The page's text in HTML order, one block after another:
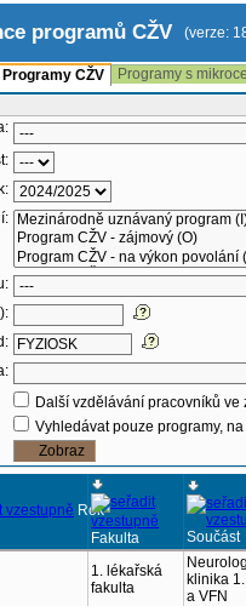
programů CŽV (verze:
Programy CŽV
Programy s
Další vzdělávání pracovníků ve
Vyhledávat pouze programy,
Rok
Fakulta
Součást
1. lékařská
fakulta
klinika
a VFN